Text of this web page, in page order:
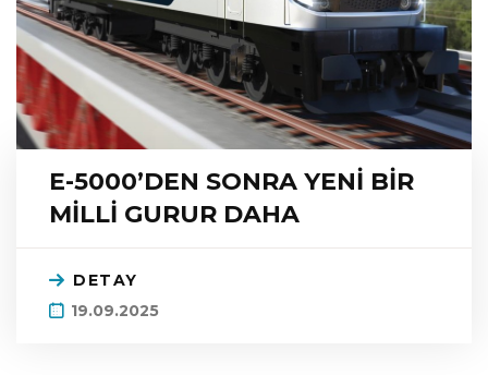
E-5000’DEN SONRA YENİ BİR
MİLLİ GURUR DAHA
DETAY
19.09.2025